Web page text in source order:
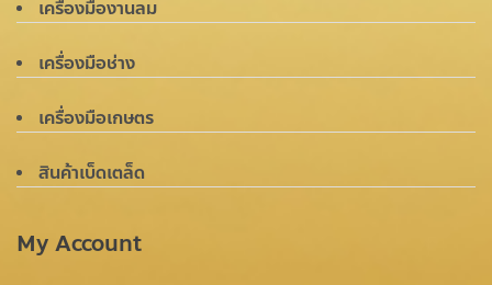
เครื่องมืองานลม
เครื่องมือช่าง
เครื่องมือเกษตร
สินค้าเบ็ดเตล็ด
My Account